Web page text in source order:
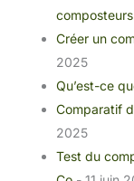
composteurs
Créer un
2025
Qu’est-ce
Comparatif
2025
Test du